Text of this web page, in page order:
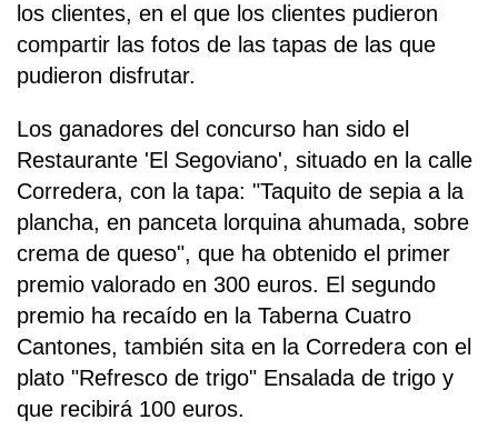
los clientes, en el que los clientes pudieron
compartir las fotos de las tapas de las que
pudieron disfrutar.
Los ganadores del concurso han sido el
Restaurante 'El Segoviano', situado en la calle
Corredera, con la tapa: "Taquito de sepia a la
plancha, en panceta lorquina ahumada, sobre
crema de queso", que ha obtenido el primer
premio valorado en 300 euros. El segundo
premio ha recaído en la Taberna Cuatro
Cantones, también sita en la Corredera con el
plato "Refresco de trigo" Ensalada de trigo y
que recibirá 100 euros.